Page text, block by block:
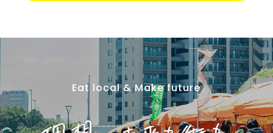
Eat local & Make future